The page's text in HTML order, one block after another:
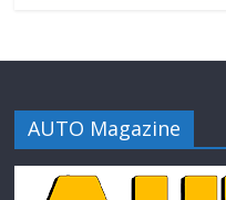
AUTO Magazine